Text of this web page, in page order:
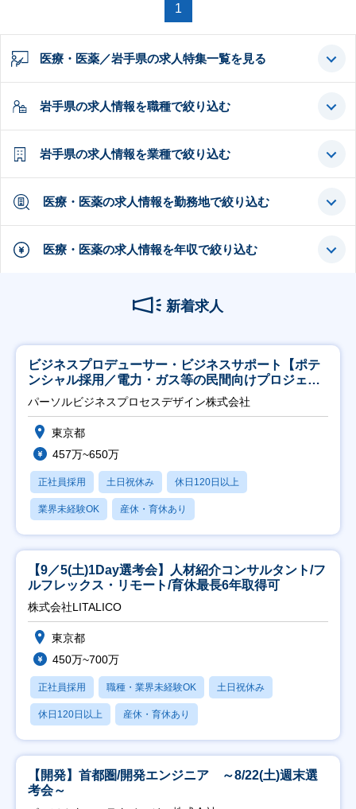
1
医療・医薬／岩手県の求人特集一覧を見る
岩手県の求人情報を職種で絞り込む
岩手県の求人情報を業種で絞り込む
医療・医薬の求人情報を勤務地で絞り込む
医療・医薬の求人情報を年収で絞り込む
新着求人
ビジネスプロデューサー・ビジネスサポート【ポテ
ンシャル採用／電力・ガス等の民間向けプロジェク
ト推進】
パーソルビジネスプロセスデザイン株式会社
東京都
457万~650万
正社員採用 土日祝休み 休日120日以上
業界未経験OK 産休・育休あり
【9／5(土)1Day選考会】人材紹介コンサルタント/フ
ルフレックス・リモート/育休最長6年取得可
株式会社LITALICO
東京都
450万~700万
正社員採用 職種・業界未経験OK 土日祝休み
休日120日以上 産休・育休あり
【開発】首都圏/開発エンジニア ～8/22(土)週末選
考会～